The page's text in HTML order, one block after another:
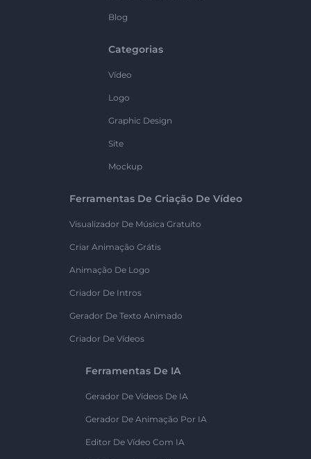
Blog
Categorias
Vídeo
Logo
Graphic Design
Site
Mockup
Ferramentas De Criação De Vídeo
Visualizador De Música Gratuito
Criar Animação Grátis
Animação De Logo
Criador De Intros
Gerador De Texto Animado
Criador De Vídeos
Ferramentas De IA
Gerador De Vídeos De IA
Gerador De Animação Por IA
Editor De Vídeo Com IA